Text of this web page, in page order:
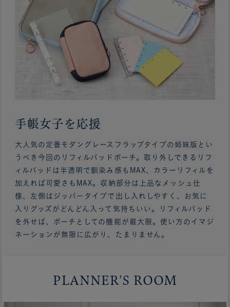
手帳女子を応援
大人気の定番モダングレースフラップタイプの姉妹版とい
うべき今回のリフィルパッドポーチ。取り外しできるリフ
ィルパッドは半透明で馴染み感もMAX、カラーリフィルを
加えれば可愛さもMAX。収納部分は上品なメッシュ仕
様、左側はジッパータイプで出し入れしやすく、お気に
入りグッズがどんどん入って気持ちいい。リフィルパッド
を外せば、ポーチとしての機能が最大限。使い方のイマジ
ネーションが無限に広がり、たまりません。
PLANNER'S ROOM